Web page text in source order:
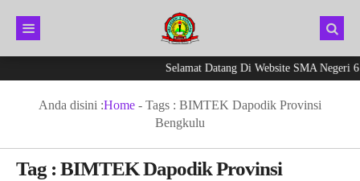
Selamat Datang Di Website SMA Negeri 6
Anda disini :Home - Tags : BIMTEK Dapodik Provinsi
Bengkulu
Tag : BIMTEK Dapodik Provinsi